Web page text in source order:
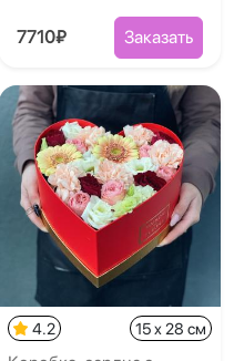
7710₽ Заказать
4.2 15 x 28 см